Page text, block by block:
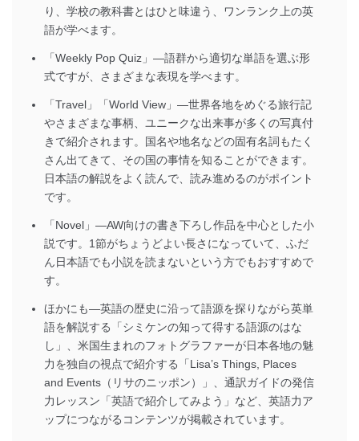
り、学校の教科書とはひと味違う、ワンランク上の英
語が学べます。
「Weekly Pop Quiz」―語群から適切な単語を選ぶ形
式ですが、さまざまな表現を学べます。
「Travel」「World View」―世界各地をめぐる旅行記
やさまざまな事柄、ユニークな出来事が多くの写真付
きで紹介されます。国名や地名などの固有名詞もたく
さん出てきて、その国の事情を知ることができます。
日本語の解説をよく読んで、読み進めるのがポイント
です。
「Novel」―AW向けの書き下ろし作品を中心とした小
説です。1節がちょうどよい長さになっていて、ふだ
ん日本語でも小説を読まないという方でもおすすめで
す。
ほかにも―英語の歴史に沿って語源を探りながら英単
語を解説する「シミケンの知って得する語源のはな
し」、米国生まれのフォトグラファーが日本各地の魅
力を独自の視点で紹介する「Lisa’s Things, Places
and Events（リサのニッポン）」、通訳ガイドの発信
力レッスン「英語で紹介してみよう」など、英語力ア
ップにつながるコンテンツが掲載されています。